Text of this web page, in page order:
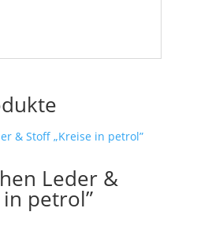
Leder &
petrol”